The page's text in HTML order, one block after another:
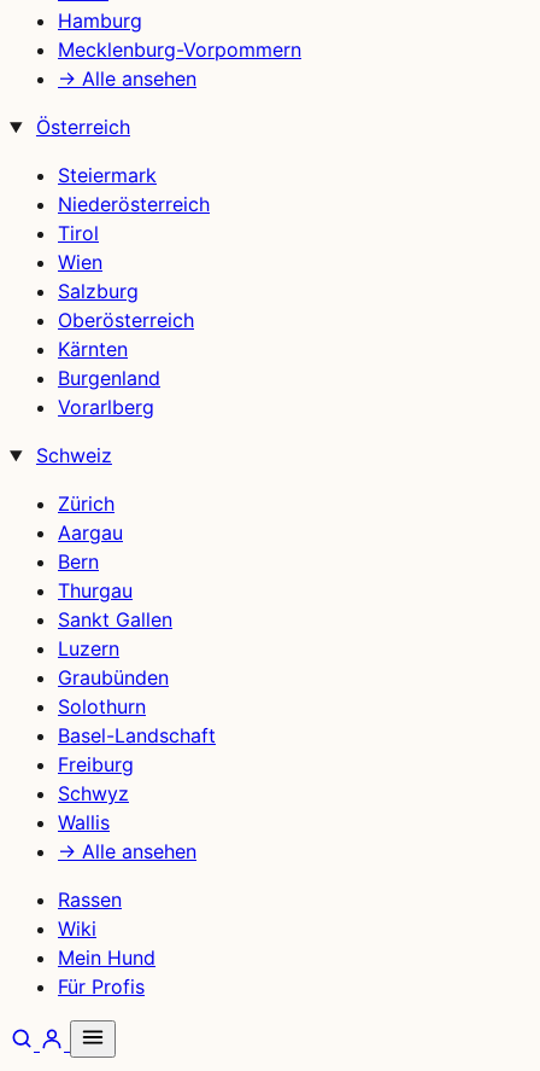
Hamburg
Mecklenburg-Vorpommern
→ Alle ansehen
Österreich
Steiermark
Niederösterreich
Tirol
Wien
Salzburg
Oberösterreich
Kärnten
Burgenland
Vorarlberg
Schweiz
Zürich
Aargau
Bern
Thurgau
Sankt Gallen
Luzern
Graubünden
Solothurn
Basel-Landschaft
Freiburg
Schwyz
Wallis
→ Alle ansehen
Rassen
Wiki
Mein Hund
Für Profis